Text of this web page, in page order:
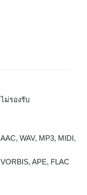
ไม่รองรับ
AAC, WAV, MP3, MIDI,
VORBIS, APE, FLAC